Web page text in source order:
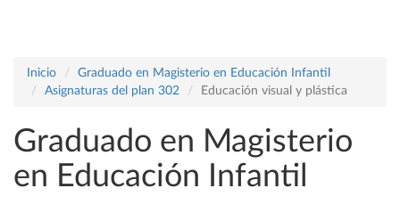
Inicio
Graduado en Magisterio en Educación Infantil
Asignaturas del plan 302
Educación visual y plástica
Graduado en Magisterio
en Educación Infantil